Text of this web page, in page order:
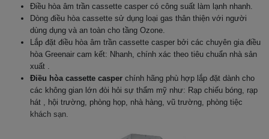
Điều hòa âm trần cassette casper có công suất làm lạnh nhanh.
Dòng điều hòa cassette sử dụng loại gas thân thiện với người
dùng dụng và an toàn cho tầng Ozone.
Lắp đặt điều hòa âm trần cassette casper bởi các chuyên gia điều
hòa Greenair cam kết: Nhanh, chính xác theo tiêu chuẩn nhà sản
xuất .
Điều hòa cassette casper chính hãng phù hợp lắp đặt dành cho
các không gian lớn đòi hỏi sự thẩm mỹ như: Rạp chiếu bóng, rạp
hát , hội trường, phòng họp, nhà hàng, vũ trường, phòng tiệc
khách sạn.